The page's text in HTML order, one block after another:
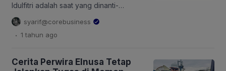
Idulfitri adalah saat yang dinanti-
nantikan oleh umat Muslim untuk
berkumpul bersama keluarga. Namun,
bagi para perwira PT Elnusa Tbk
prioritas utama. Di tengah gema takbir
syarif@corebusiness
. 1 tahun ago
Cerita Perwira Elnusa Tetap